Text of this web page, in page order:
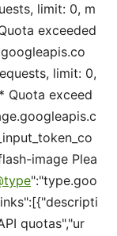
limit: 0, m
exceeded
limit: 0,
Quota exceed
image Plea
":"type.goo
quotas","ur